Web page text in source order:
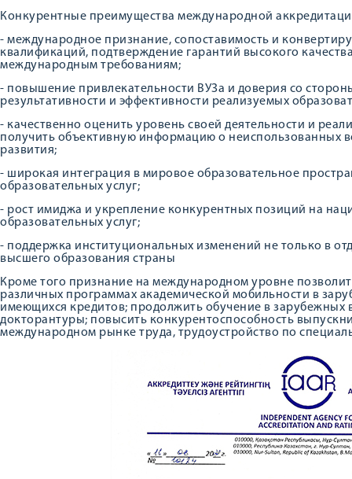
Конкурентные преимущества международной
- международное признание, сопоставимость и
квалификаций, подтверждение гарантий высокого
международным требованиям;
- повышение привлекательности ВУЗа и доверия со
результативности и эффективности реализуемых
- качественно оценить уровень своей деятельности и
получить объективную информацию о неиспользованных
развития;
- широкая интеграция в мировое образовательное
образовательных услуг;
- рост имиджа и укрепление конкурентных позиций на
образовательных услуг;
- поддержка институциональных изменений не только в
высшего образования страны
Кроме того признание на международном уровне
различных программах академической мобильности в
имеющихся кредитов; продолжить обучение в зарубежных
докторантуры; повысить конкурентоспособность
международном рынке труда, трудоустройство по